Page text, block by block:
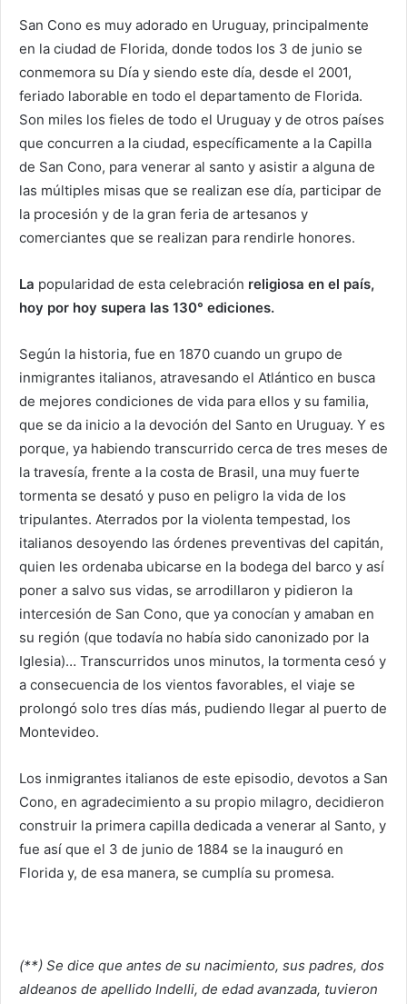
San Cono es muy adorado en Uruguay, principalmente
en la ciudad de Florida, donde todos los 3 de junio se
conmemora su Día y siendo este día, desde el 2001,
feriado laborable en todo el departamento de Florida.
Son miles los fieles de todo el Uruguay y de otros países
que concurren a la ciudad, específicamente a la Capilla
de San Cono, para venerar al santo y asistir a alguna de
las múltiples misas que se realizan ese día, participar de
la procesión y de la gran feria de artesanos y
comerciantes que se realizan para rendirle honores.
La popularidad de esta celebración religiosa en el país,
hoy por hoy supera las 130° ediciones.
Según la historia, fue en 1870 cuando un grupo de
inmigrantes italianos, atravesando el Atlántico en busca
de mejores condiciones de vida para ellos y su familia,
que se da inicio a la devoción del Santo en Uruguay. Y es
porque, ya habiendo transcurrido cerca de tres meses de
la travesía, frente a la costa de Brasil, una muy fuerte
tormenta se desató y puso en peligro la vida de los
tripulantes. Aterrados por la violenta tempestad, los
italianos desoyendo las órdenes preventivas del capitán,
quien les ordenaba ubicarse en la bodega del barco y así
poner a salvo sus vidas, se arrodillaron y pidieron la
intercesión de San Cono, que ya conocían y amaban en
su región (que todavía no había sido canonizado por la
Iglesia)… Transcurridos unos minutos, la tormenta cesó y
a consecuencia de los vientos favorables, el viaje se
prolongó solo tres días más, pudiendo llegar al puerto de
Montevideo.
Los inmigrantes italianos de este episodio, devotos a San
Cono, en agradecimiento a su propio milagro, decidieron
construir la primera capilla dedicada a venerar al Santo, y
fue así que el 3 de junio de 1884 se la inauguró en
Florida y, de esa manera, se cumplía su promesa.
(**) Se dice que antes de su nacimiento, sus padres, dos
aldeanos de apellido Indelli, de edad avanzada, tuvieron